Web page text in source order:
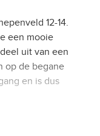
12-14.
een mooie
uit van een
op de begane
en is dus